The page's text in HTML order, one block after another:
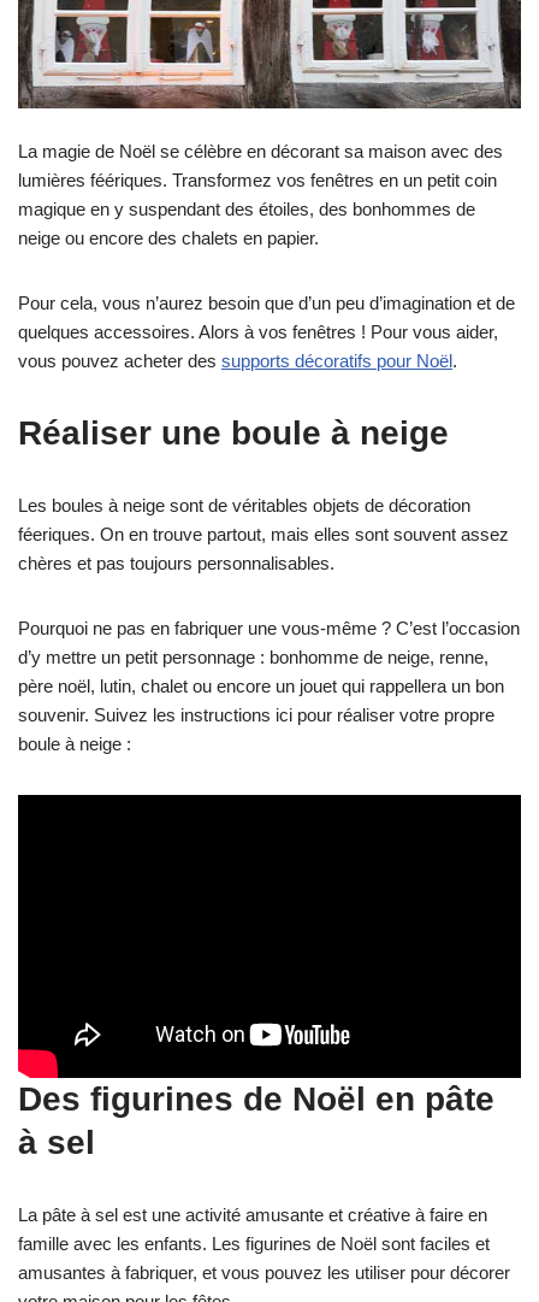
La magie de Noël se célèbre en décorant sa maison avec des
lumières féériques. Transformez vos fenêtres en un petit coin
magique en y suspendant des étoiles, des bonhommes de
neige ou encore des chalets en papier.
Pour cela, vous n’aurez besoin que d’un peu d’imagination et de
quelques accessoires. Alors à vos fenêtres ! Pour vous aider,
vous pouvez acheter des supports décoratifs pour Noël.
Réaliser une boule à neige
Les boules à neige sont de véritables objets de décoration
féeriques. On en trouve partout, mais elles sont souvent assez
chères et pas toujours personnalisables.
Pourquoi ne pas en fabriquer une vous-même ? C’est l’occasion
d’y mettre un petit personnage : bonhomme de neige, renne,
père noël, lutin, chalet ou encore un jouet qui rappellera un bon
souvenir. Suivez les instructions ici pour réaliser votre propre
boule à neige :
Des figurines de Noël en pâte
à sel
La pâte à sel est une activité amusante et créative à faire en
famille avec les enfants. Les figurines de Noël sont faciles et
amusantes à fabriquer, et vous pouvez les utiliser pour décorer